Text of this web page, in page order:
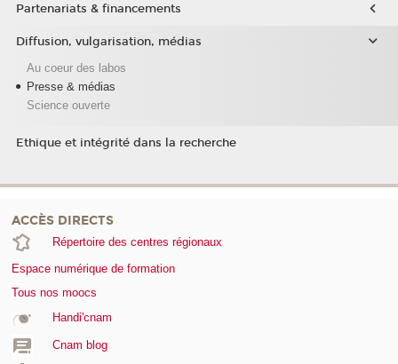
Partenariats & financements
Diffusion, vulgarisation, médias
Au coeur des labos
Presse & médias
Science ouverte
Ethique et intégrité dans la recherche
ACCÈS DIRECTS
Répertoire des centres régionaux
Espace numérique de formation
Tous nos moocs
Handi'cnam
Cnam blog